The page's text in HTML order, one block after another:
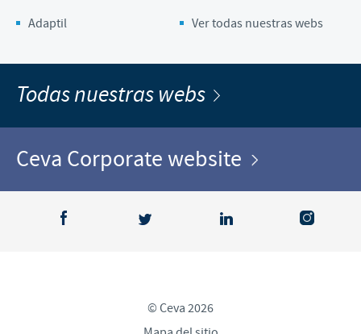
Adaptil
Ver todas nuestras webs
Todas nuestras webs
Ceva Corporate website
© Ceva 2026